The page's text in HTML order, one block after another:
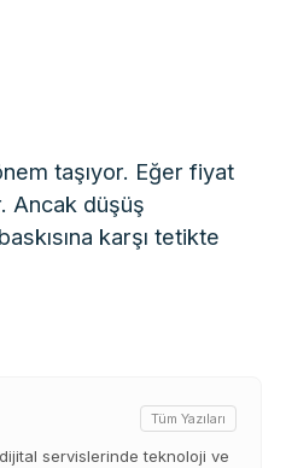
taşıyor. Eğer fiyat
Ancak düşüş
karşı tetikte
Tüm Yazıları
servislerinde teknoloji ve